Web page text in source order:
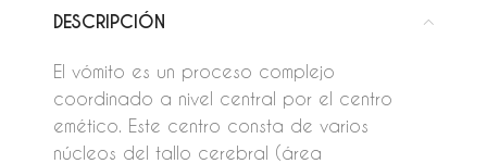
DESCRIPCIÓN
El vómito es un proceso complejo
coordinado a nivel central por el centro
emético. Este centro consta de varios
núcleos del tallo cerebral (área